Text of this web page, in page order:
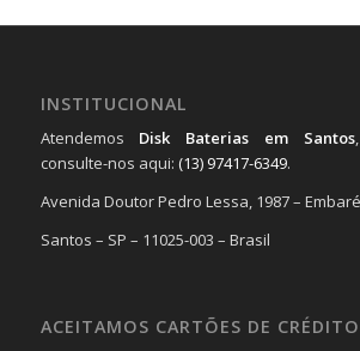
INSTITUCIONAL
Atendemos Disk Baterias em Santos
consulte-nos aqui: (13) 97417-6349.
Avenida Doutor Pedro Lessa, 1987 – Embaré
Santos – SP – 11025-003 – Brasil
ACEITAMOS CARTÕES DE CRÉDITO